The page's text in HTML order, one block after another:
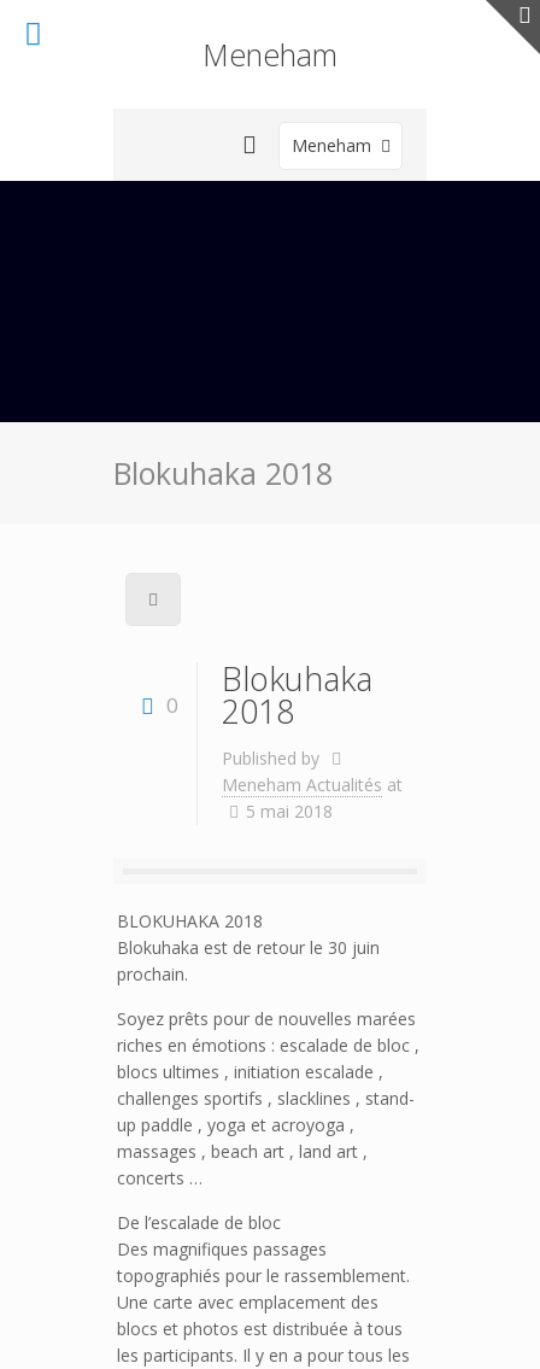
Meneham
Meneham
Blokuhaka 2018
0
Blokuhaka
2018
Published by
Meneham Actualités at
5 mai 2018
BLOKUHAKA 2018
Blokuhaka est de retour le 30 juin
prochain.
Soyez prêts pour de nouvelles marées
riches en émotions : escalade de bloc ,
blocs ultimes , initiation escalade ,
challenges sportifs , slacklines , stand-
up paddle , yoga et acroyoga ,
massages , beach art , land art ,
concerts …
De l’escalade de bloc
Des magnifiques passages
topographiés pour le rassemblement.
Une carte avec emplacement des
blocs et photos est distribuée à tous
les participants. Il y en a pour tous les